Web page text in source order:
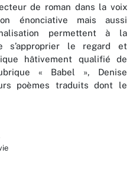
de roman dans la voix
énonciative mais aussi
permettent à la
le regard et
hâtivement qualifié de
« Babel », Denise
poèmes traduits dont le